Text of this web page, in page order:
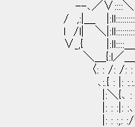
--､／∨::::
/ ,:|＿ |:ll:::::::::＼
l /l| ＼
∨_,{ |:ll::::＿_
＼＿{:l／＿/￣/ ＼
〈: : /: /: : /:|: |: : |
､:.{ : |: :.:.|: |:∧＞
|:＼{､ : |: l/不≧
|: : :|: :､:}:ﾑ 弋z
|: : :,: :/ﾘ: